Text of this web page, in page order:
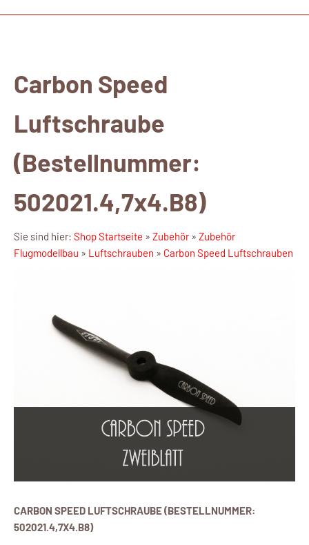
Carbon Speed
Luftschraube
(Bestellnummer:
502021.4,7x4.B8)
Sie sind hier: Shop Startseite » Zubehör» Zubehör
Flugmodellbau » Luftschrauben » Carbon Speed Luftschrauben
CARBON SPEED LUFTSCHRAUBE (BESTELLNUMMER:
502021.4,7X4.B8)